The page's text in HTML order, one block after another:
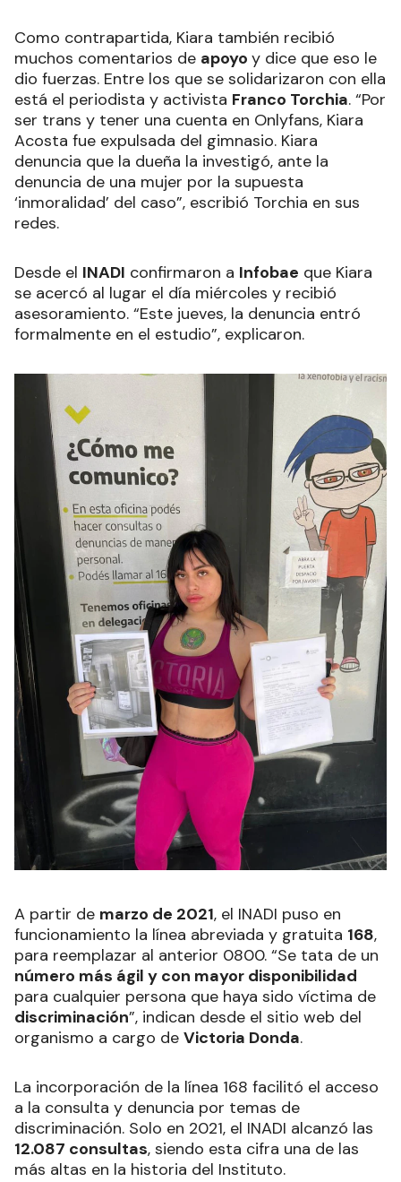
Como contrapartida, Kiara también recibió
muchos comentarios de apoyo y dice que eso le
dio fuerzas. Entre los que se solidarizaron con ella
está el periodista y activista Franco Torchia. “Por
ser trans y tener una cuenta en Onlyfans, Kiara
Acosta fue expulsada del gimnasio. Kiara
denuncia que la dueña la investigó, ante la
denuncia de una mujer por la supuesta
‘inmoralidad’ del caso”, escribió Torchia en sus
redes.
Desde el INADI confirmaron a Infobae que Kiara
se acercó al lugar el día miércoles y recibió
asesoramiento. “Este jueves, la denuncia entró
formalmente en el estudio”, explicaron.
A partir de marzo de 2021, el INADI puso en
funcionamiento la línea abreviada y gratuita 168,
para reemplazar al anterior 0800. “Se tata de un
número más ágil y con mayor disponibilidad
para cualquier persona que haya sido víctima de
discriminación”, indican desde el sitio web del
organismo a cargo de Victoria Donda.
La incorporación de la línea 168 facilitó el acceso
a la consulta y denuncia por temas de
discriminación. Solo en 2021, el INADI alcanzó las
12.087 consultas, siendo esta cifra una de las
más altas en la historia del Instituto.